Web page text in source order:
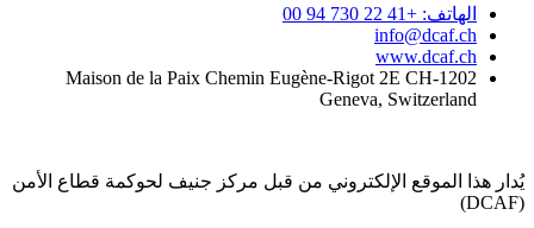
الهاتف: +41 22 730 94 00
info@dcaf.ch
www.dcaf.ch
Maison de la Paix Chemin Eugène-Rigot 2E CH-1202
Geneva, Switzerland
يُدار هذا الموقع الإلكتروني من قبل مركز جنيف لحوكمة قطاع الأمن
(DCAF)